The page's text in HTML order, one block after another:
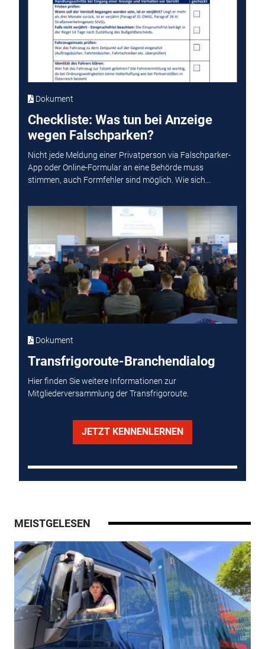
Dokument
Checkliste: Was tun bei Anzeige
wegen Falschparken?
Nicht jede Meldung einer Privatperson via Falschparker-
App oder Online-Formular an eine Behörde muss
stimmen, auch Formfehler sind möglich. Wie sich...
Dokument
Transfrigoroute-Branchendialog
Hier finden Sie weitere Informationen zur
Mitgliederversammlung der Transfrigoroute.
JETZT KENNENLERNEN
MEISTGELESEN